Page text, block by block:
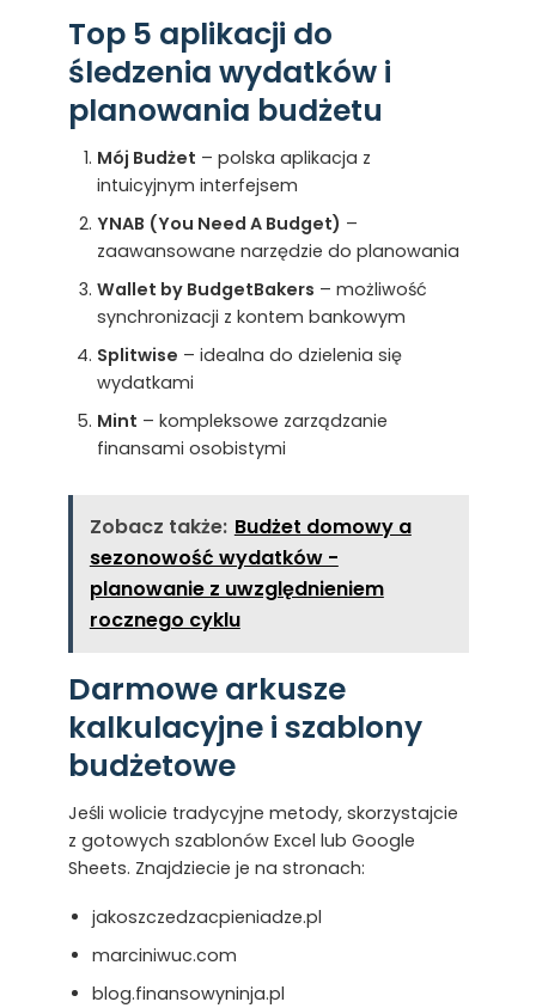
Top 5 aplikacji do
śledzenia wydatków i
planowania budżetu
Mój Budżet – polska aplikacja z
intuicyjnym interfejsem
YNAB (You Need A Budget) –
zaawansowane narzędzie do planowania
Wallet by BudgetBakers – możliwość
synchronizacji z kontem bankowym
Splitwise – idealna do dzielenia się
wydatkami
Mint – kompleksowe zarządzanie
finansami osobistymi
Zobacz także: Budżet domowy a
sezonowość wydatków -
planowanie z uwzględnieniem
rocznego cyklu
Darmowe arkusze
kalkulacyjne i szablony
budżetowe
Jeśli wolicie tradycyjne metody, skorzystajcie
z gotowych szablonów Excel lub Google
Sheets. Znajdziecie je na stronach:
jakoszczedzacpieniadze.pl
marciniwuc.com
blog.finansowyninja.pl